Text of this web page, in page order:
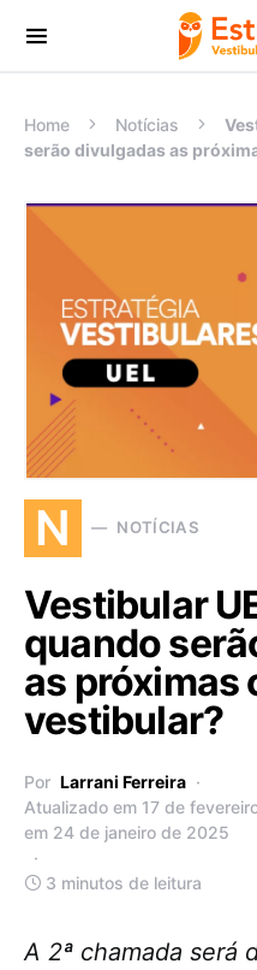
Procurar:
Home Notícias
serão divulgadas as
N NOTÍCIAS
Vestibular
quando
as próximas
vestibular?
Por Larrani Ferreira
Atualizado em 17 de
em 24 de janeiro de 2025
3 minutos de leitura
A 2ª chamada será